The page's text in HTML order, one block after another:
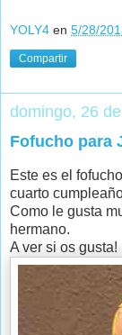
YOLY4 en 5/28/
Compartir
domingo, 26
Fofucho para
Este es el
cuarto
Como le gusta
hermano.
A ver si os gusta!